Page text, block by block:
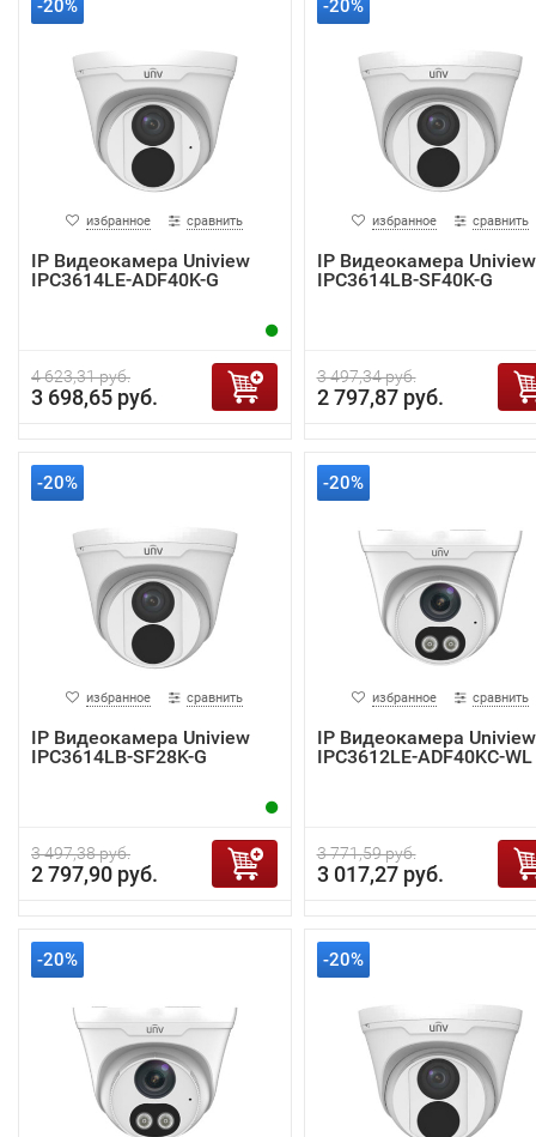
-20%
избранное сравнить
IP Видеокамера Uniview
IPC3614LE-ADF40K-G
4 623,31 руб.
3 698,65 руб.
-20%
избранное сравнить
IP Видеокамера Uniview
IPC3614LB-SF40K-G
3 497,34 руб.
2 797,87 руб.
-20%
избранное сравнить
IP Видеокамера Uniview
IPC3614LB-SF28K-G
3 497,38 руб.
2 797,90 руб.
-20%
избранное сравнить
IP Видеокамера Uniview
IPC3612LE-ADF40KC-WL
3 771,59 руб.
3 017,27 руб.
-20% -20%